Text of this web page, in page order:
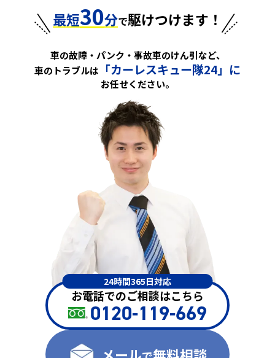
最短30分で駆けつけます！
車の故障・パンク・事故車のけん引など、
車のトラブルは
「カーレスキュー隊24」に
お任せください。
24時間365日対応
お電話でのご相談はこちら
0120-119-669